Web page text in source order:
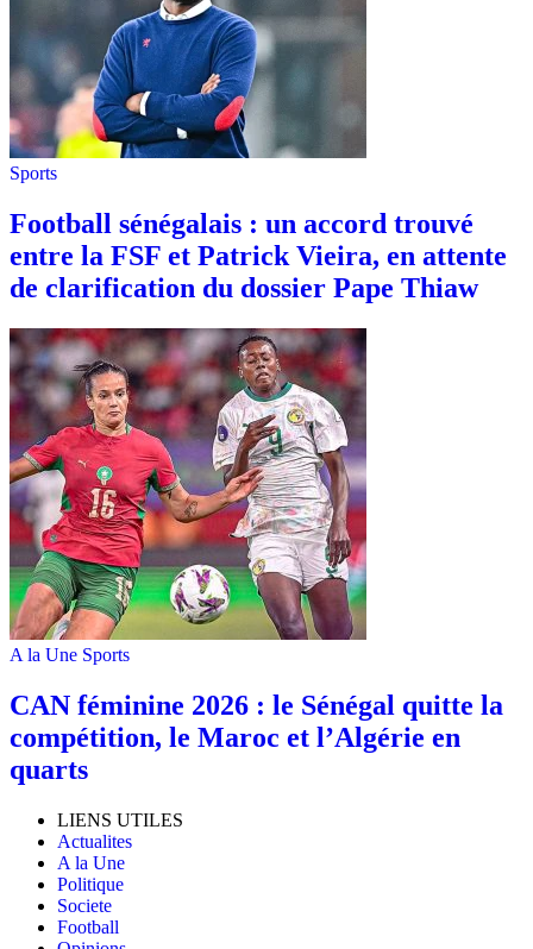
Sports
Football sénégalais : un accord trouvé
entre la FSF et Patrick Vieira, en attente
de clarification du dossier Pape Thiaw
A la Une Sports
‎CAN féminine 2026 : le Sénégal quitte la
compétition, le Maroc et l’Algérie en
quarts
LIENS UTILES
Actualites
A la Une
Politique
Societe
Football